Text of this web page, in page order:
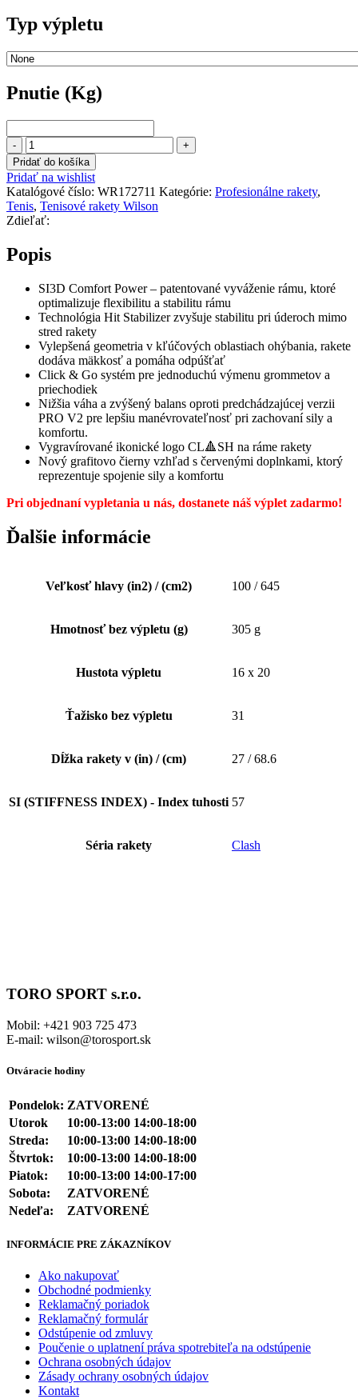
Typ výpletu
Pnutie (Kg)
(Kg)množstvo
WILSON
CLASH
100
PRO
V3.0
Pridať do košíka
Pridať na wishlist
Katalógové číslo: WR172711 Kategórie: Profesionálne rakety,
Tenis, Tenisové rakety Wilson
Zdieľať:
Popis
SI3D Comfort Power – patentované vyváženie rámu, ktoré
optimalizuje flexibilitu a stabilitu rámu
Technológia Hit Stabilizer zvyšuje stabilitu pri úderoch mimo
stred rakety
Vylepšená geometria v kľúčových oblastiach ohýbania, rakete
dodáva mäkkosť a pomáha odpúšťať
Click & Go systém pre jednoduchú výmenu grommetov a
priechodiek
Nižšia váha a zvýšený balans oproti predchádzajúcej verzii
PRO V2 pre lepšiu manévrovateľnosť pri zachovaní sily a
komfortu.
Vygravírované ikonické logo CL🔺SH na ráme rakety
Nový grafitovo čierny vzhľad s červenými doplnkami, ktorý
reprezentuje spojenie sily a komfortu
Pri objednaní vypletania u nás, dostanete náš výplet zadarmo!
Ďalšie informácie
Veľkosť hlavy (in2) / (cm2) 100 / 645
Hmotnosť bez výpletu (g) 305 g
Hustota výpletu 16 x 20
Ťažisko bez výpletu 31
Dĺžka rakety v (in) / (cm) 27 / 68.6
SI (STIFFNESS INDEX) - Index tuhosti 57
Séria rakety Clash
TORO SPORT s.r.o.
Mobil: +421 903 725 473
E-mail: wilson@torosport.sk
Otváracie hodiny
Pondelok: ZATVORENÉ
Utorok
10:00-13:00 14:00-18:00
Streda:
10:00-13:00 14:00-18:00
Štvrtok:
10:00-13:00 14:00-18:00
Piatok:
10:00-13:00 14:00-17:00
Sobota:
ZATVORENÉ
Nedeľa:
ZATVORENÉ
INFORMÁCIE PRE ZÁKAZNÍKOV
Ako nakupovať
Obchodné podmienky
Reklamačný poriadok
Reklamačný formulár
Odstúpenie od zmluvy
Poučenie o uplatnení práva spotrebiteľa na odstúpenie
Ochrana osobných údajov
Zásady ochrany osobných údajov
Kontakt